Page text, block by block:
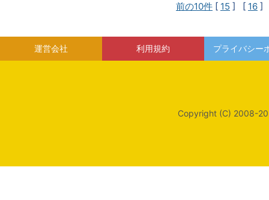
前の10件 [ 15 ] [ 16 ]
運営会社 利用規約 プライバシー
Copyright (C) 2008-